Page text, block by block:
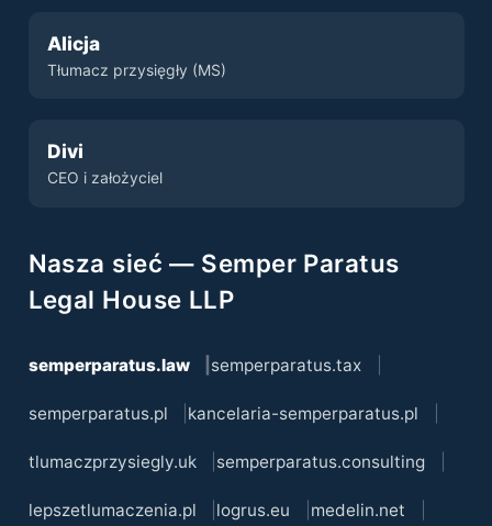
Alicja
Tłumacz przysięgły (MS)
Divi
CEO i założyciel
Nasza sieć — Semper Paratus
Legal House LLP
semperparatus.law semperparatus.tax
semperparatus.pl kancelaria-semperparatus.pl
tlumaczprzysiegly.uk semperparatus.consulting
lepszetlumaczenia.pl logrus.eu medelin.net